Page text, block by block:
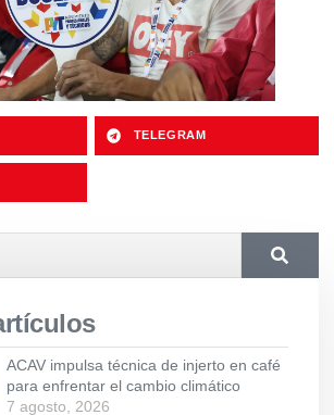
TELEGRAM
ACAV impulsa técnica de injerto en café
para enfrentar el cambio climático
7 agosto, 2026